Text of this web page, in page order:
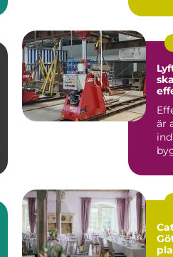
i...
är